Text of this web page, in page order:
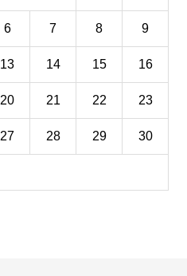
6 7 8 9
13 14 15 16
20 21 22 23
27 28 29 30